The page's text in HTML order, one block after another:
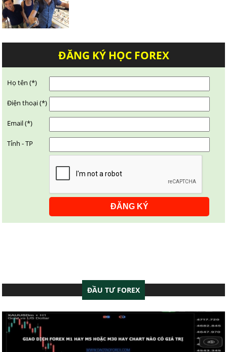
ĐĂNG KÝ HỌC FOREX
Họ tên (*)
Điện thoại (*)
Email (*)
Tỉnh - TP
ĐẦU TƯ FOREX